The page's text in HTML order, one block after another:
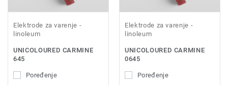
Elektrode za varenje -
linoleum
UNICOLOURED CARMINE
645
Poređenje
Elektrode za varenje -
linoleum
UNICOLOURED CARMINE
0645
Poređenje